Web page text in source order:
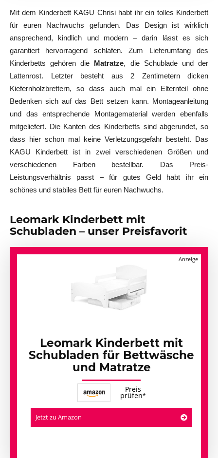
Mit dem Kinderbett KAGU Chrisi habt ihr ein tolles Kinderbett
für euren Nachwuchs gefunden. Das Design ist wirklich
ansprechend, kindlich und modern – darin lässt es sich
garantiert hervorragend schlafen. Zum Lieferumfang des
Kinderbetts gehören die Matratze, die Schublade und der
Lattenrost. Letzter besteht aus 2 Zentimetern dicken
Kiefernholzbrettern, so dass auch mal ein Elternteil ohne
Bedenken sich auf das Bett setzen kann. Montageanleitung
und das entsprechende Montagematerial werden ebenfalls
mitgeliefert. Die Kanten des Kinderbetts sind abgerundet, so
dass hier schon mal keine Verletzungsgefahr besteht. Das
KAGU Kinderbett ist in zwei verschiedenen Größen und
verschiedenen Farben bestellbar. Das Preis-
Leistungsverhältnis passt – für gutes Geld habt ihr ein
schönes und stabiles Bett für euren Nachwuchs.
Leomark Kinderbett mit
Schubladen – unser Preisfavorit
Leomark Kinderbett mit
Schubladen für Bettwäsche
und Matratze
Preis
prüfen
Jetzt zu Amazon